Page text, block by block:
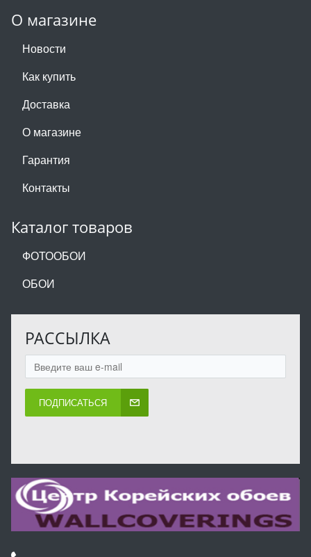
О магазине
Новости
Как купить
Доставка
О магазине
Гарантия
Контакты
Каталог товаров
ФОТООБОИ
ОБОИ
РАССЫЛКА
ПОДПИСАТЬСЯ